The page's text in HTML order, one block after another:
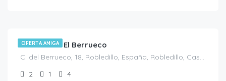
OFERTA AMIGA
Casa Rural El Berrueco
C. del Berrueco, 18, Robledillo, España, Robledillo, Casas Rurales en Ávila, España
2
1
4